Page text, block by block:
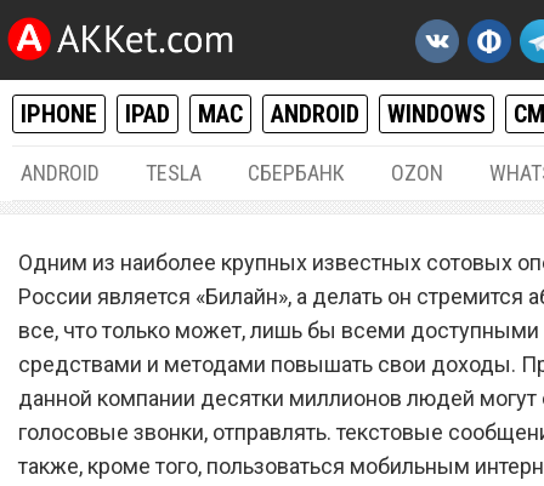
IPHONE IPAD MAC ANDROID WINDOWS
ANDROID TESLA СБЕРБАНК OZON
Сотовый оператор
прекратил работу и
существование
Одним из наиболее крупных известных сотовых
России является «Билайн», а делать он стремится
все, что только может, лишь бы всеми доступными
средствами и методами повышать свои доходы.
данной компании десятки миллионов людей могут
голосовые звонки, отправлять. текстовые
также, кроме того, пользоваться мобильным